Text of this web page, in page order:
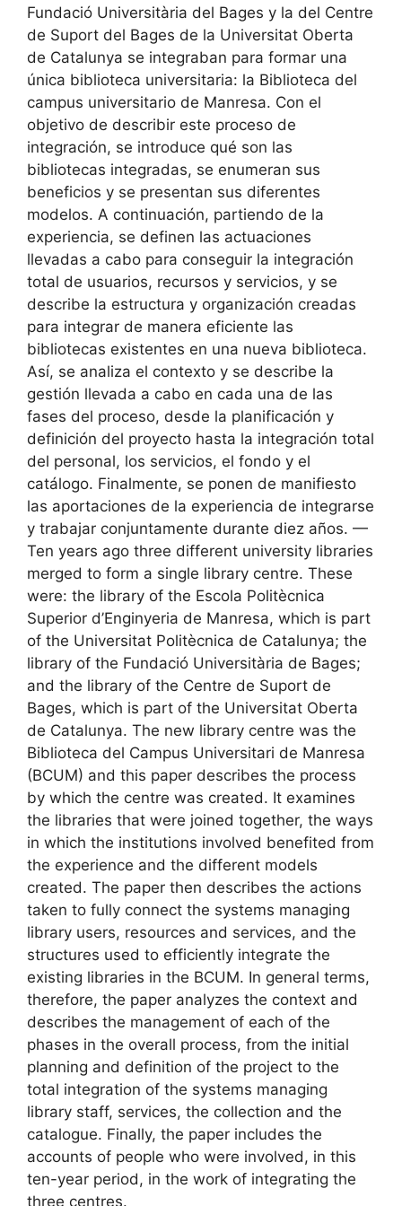
Fundació Universitària del Bages y la del Centre
de Suport del Bages de la Universitat Oberta
de Catalunya se integraban para formar una
única biblioteca universitaria: la Biblioteca del
campus universitario de Manresa. Con el
objetivo de describir este proceso de
integración, se introduce qué son las
bibliotecas integradas, se enumeran sus
beneficios y se presentan sus diferentes
modelos. A continuación, partiendo de la
experiencia, se definen las actuaciones
llevadas a cabo para conseguir la integración
total de usuarios, recursos y servicios, y se
describe la estructura y organización creadas
para integrar de manera eficiente las
bibliotecas existentes en una nueva biblioteca.
Así, se analiza el contexto y se describe la
gestión llevada a cabo en cada una de las
fases del proceso, desde la planificación y
definición del proyecto hasta la integración total
del personal, los servicios, el fondo y el
catálogo. Finalmente, se ponen de manifiesto
las aportaciones de la experiencia de integrarse
y trabajar conjuntamente durante diez años. —
Ten years ago three different university libraries
merged to form a single library centre. These
were: the library of the Escola Politècnica
Superior d’Enginyeria de Manresa, which is part
of the Universitat Politècnica de Catalunya; the
library of the Fundació Universitària de Bages;
and the library of the Centre de Suport de
Bages, which is part of the Universitat Oberta
de Catalunya. The new library centre was the
Biblioteca del Campus Universitari de Manresa
(BCUM) and this paper describes the process
by which the centre was created. It examines
the libraries that were joined together, the ways
in which the institutions involved benefited from
the experience and the different models
created. The paper then describes the actions
taken to fully connect the systems managing
library users, resources and services, and the
structures used to efficiently integrate the
existing libraries in the BCUM. In general terms,
therefore, the paper analyzes the context and
describes the management of each of the
phases in the overall process, from the initial
planning and definition of the project to the
total integration of the systems managing
library staff, services, the collection and the
catalogue. Finally, the paper includes the
accounts of people who were involved, in this
ten-year period, in the work of integrating the
three centres.